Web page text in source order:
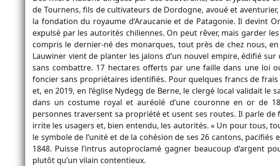
de Tournens, fils de cultivateurs de Dordogne, avoué et
la fondation du royaume d’Araucanie et de Patagonie. Il devint
expulsé par les autorités chiliennes. On peut rêver, mais garder
compris le dernier-né des monarques, tout près de chez nous,
Lauwiner vient de planter les jalons d’un nouvel empire, édifié
sans combattre. 17 hectares offerts par une faille dans une loi
foncier sans propriétaires identifiés. Pour quelques francs de
et, en 2019, en l’église Nydegg de Berne, le clergé local validait le
dans un costume royal et auréolé d’une couronne en or de
personnes traversent sa propriété et usent ses routes. Il parle
irrite les usagers et, bien entendu, les autorités. « Un pour tous,
le symbole de l’unité et de la cohésion de ses 26 cantons,
1848. Puisse l’intrus autoproclamé gagner beaucoup d’argent
plutôt qu’un vilain contentieux.